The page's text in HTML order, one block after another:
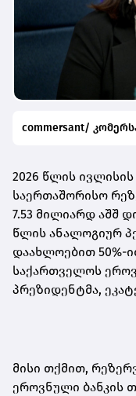
commersant/
2026 წლის
საერთაშორისო
7.53 მილიარდ აშშ
წლის ანალოგიურ
დაახლოებით 50%-
საქართველოს
პრეზიდენტმა,
მისი თქმით,
ეროვნული ბანკის